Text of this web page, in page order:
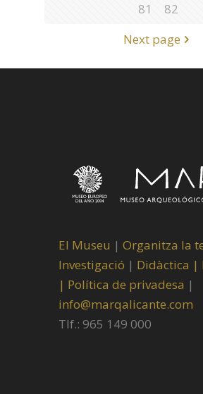
81
82
Next page
El Museu | Organitza la
Investigació | Didàctica |
| Política de privadesa |
info@marqalicante.com
Tlf.: 965 149 000